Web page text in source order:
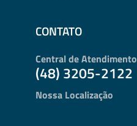
CONTATO
Central de Atendimento
(48) 3205-2122
Nossa Localização